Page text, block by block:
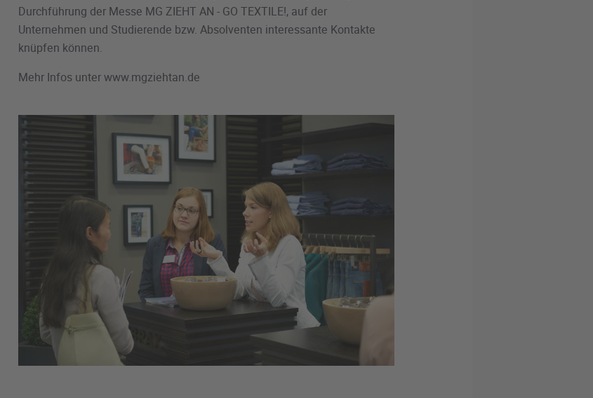
Durchführung der Messe MG ZIEHT AN - GO TEXTILE!, auf der
Unternehmen und Studierende bzw. Absolventen interessante Kontakte
knüpfen können.
Mehr Infos unter www.mgziehtan.de